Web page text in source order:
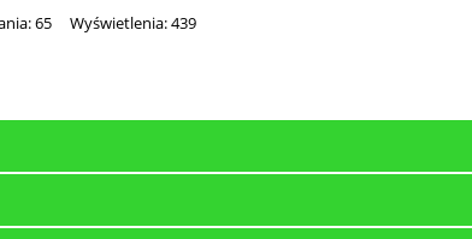
65 Wyświetlenia: 439